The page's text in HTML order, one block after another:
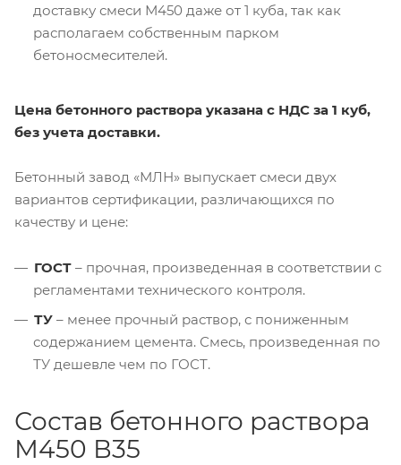
доставку смеси М450 даже от 1 куба, так как
располагаем собственным парком
бетоносмесителей.
Цена бетонного раствора указана с НДС за 1 куб,
без учета доставки.
Бетонный завод «МЛН» выпускает смеси двух
вариантов сертификации, различающихся по
качеству и цене:
ГОСТ – прочная, произведенная в соответствии с
регламентами технического контроля.
ТУ – менее прочный раствор, с пониженным
содержанием цемента. Смесь, произведенная по
ТУ дешевле чем по ГОСТ.
Состав бетонного раствора
М450 В35